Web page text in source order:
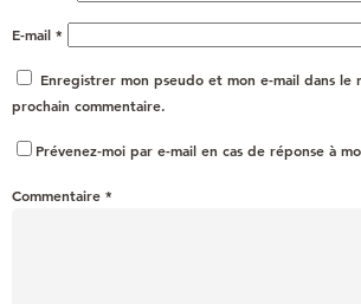
E-mail *
Enregistrer mon pseudo et mon e-mail dans le
prochain commentaire.
Prévenez-moi par e-mail en cas de réponse à
Commentaire *